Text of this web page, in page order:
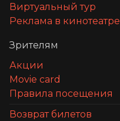
Виртуальный тур
Реклама в кинотеатре
Зрителям
Акции
Movie card
Правила посещения
Возврат билетов